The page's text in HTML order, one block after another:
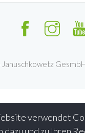
verwendet
Januschkowetz